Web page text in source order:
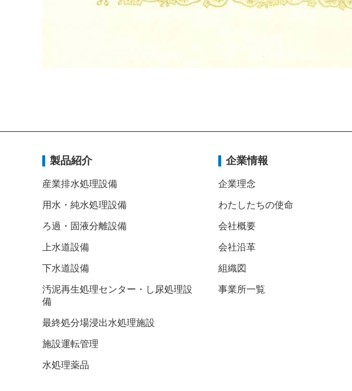
製品紹介
産業排水処理設備
用水・純水処理設備
ろ過・固液分離設備
上水道設備
下水道設備
汚泥再生処理センター・し尿処理設
備
最終処分場浸出水処理施設
施設運転管理
水処理薬品
企業情報
企業理念
わたしたちの使命
会社概要
会社沿革
組織図
事業所一覧